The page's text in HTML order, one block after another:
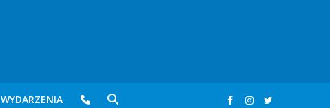
WYDARZENIA